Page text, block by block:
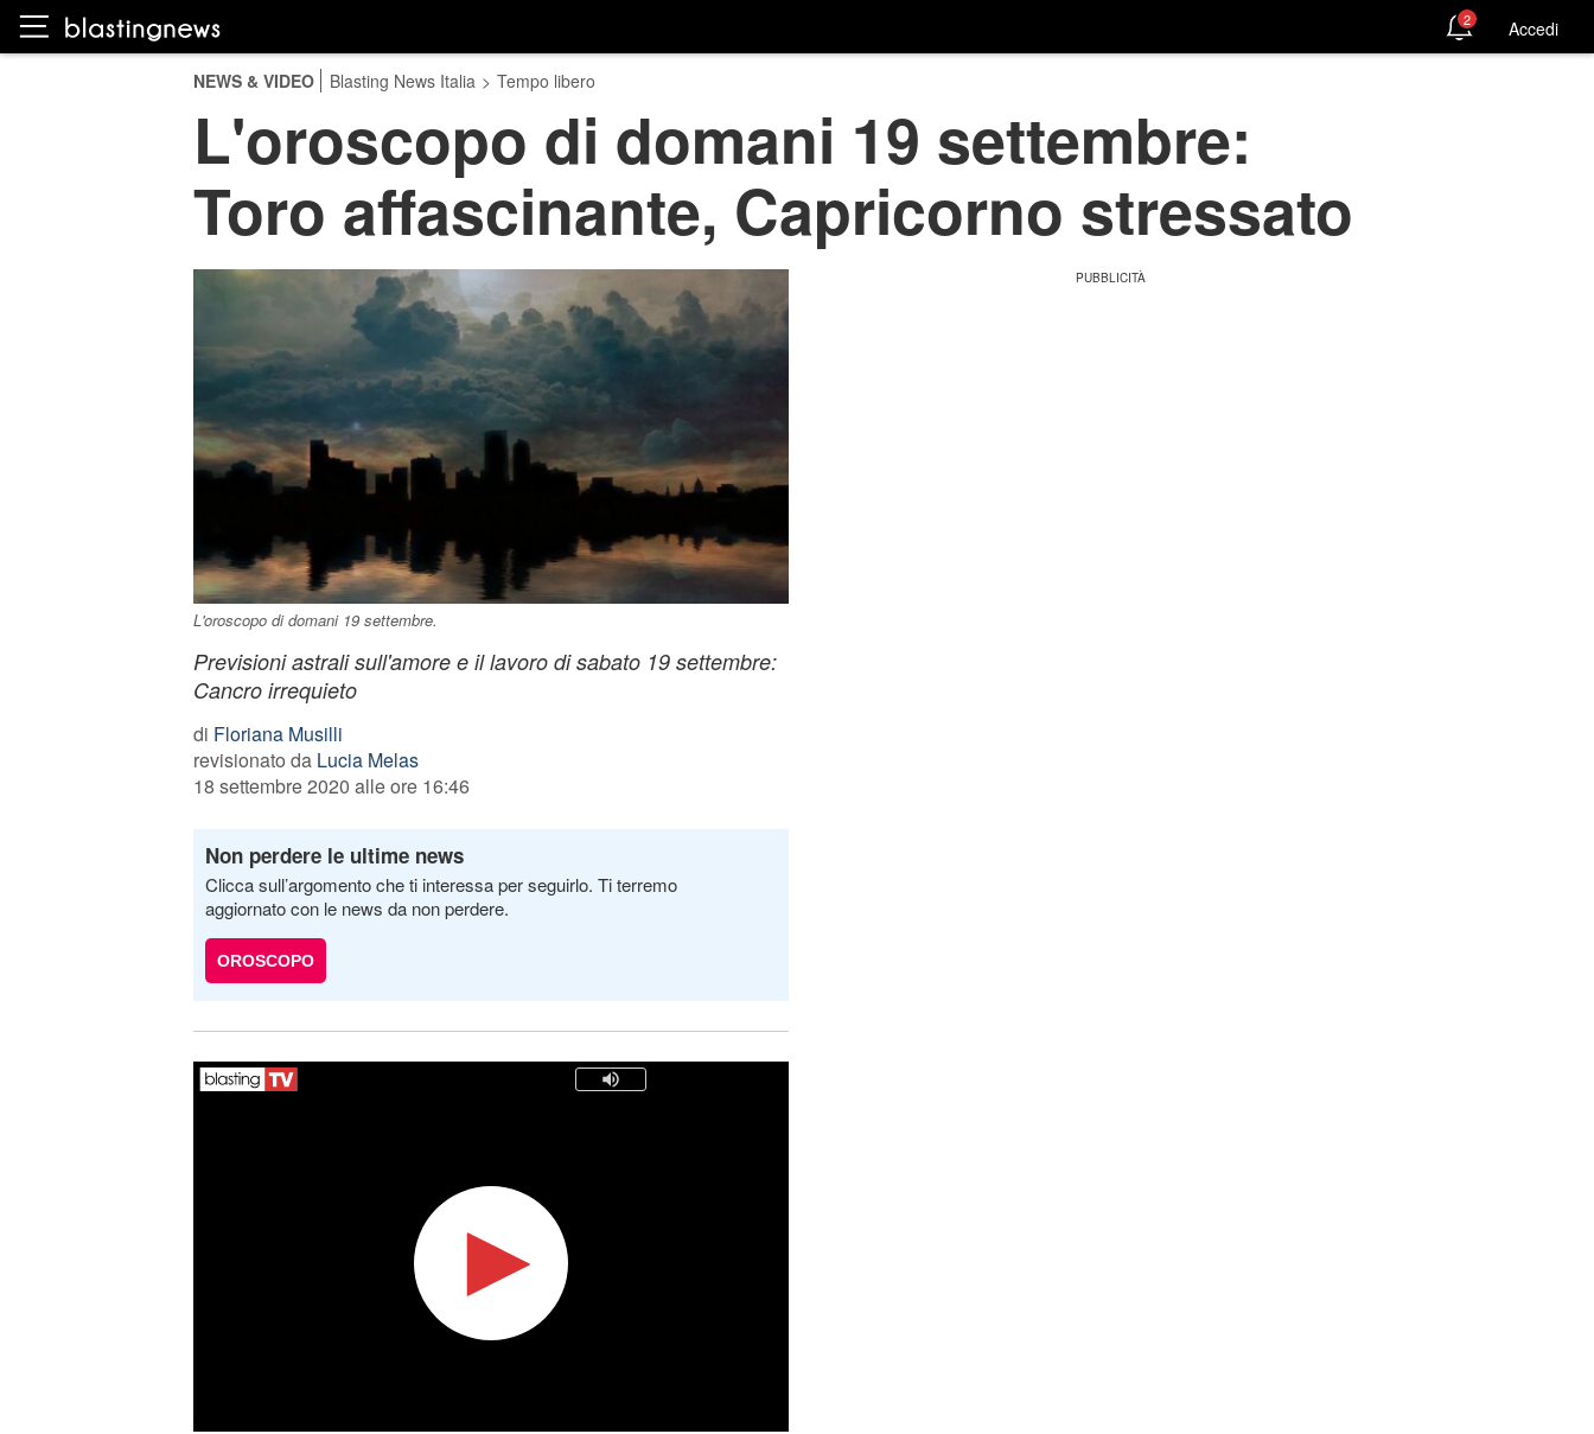
2 Accedi
NEWS & VIDEO Blasting News Italia > Tempo libero
L'oroscopo di domani 19 settembre:
Toro affascinante, Capricorno stressato
L'oroscopo di domani 19 settembre.
Previsioni astrali sull'amore e il lavoro di sabato 19 settembre:
Cancro irrequieto
di Floriana Musilli
revisionato da Lucia Melas
18 settembre 2020 alle ore 16:46
Non perdere le ultime news
Clicca sull’argomento che ti interessa per seguirlo. Ti terremo
aggiornato con le news da non perdere.
OROSCOPO